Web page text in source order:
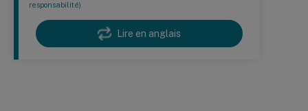
responsabilité)
Lire en anglais